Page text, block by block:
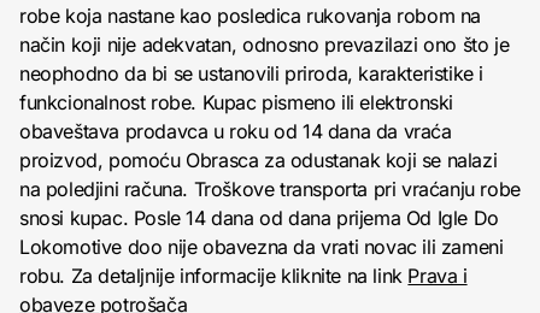
robe koja nastane kao posledica rukovanja robom na
način koji nije adekvatan, odnosno prevazilazi ono što je
neophodno da bi se ustanovili priroda, karakteristike i
funkcionalnost robe. Kupac pismeno ili elektronski
obaveštava prodavca u roku od 14 dana da vraća
proizvod, pomoću Obrasca za odustanak koji se nalazi
na poledjini računa. Troškove transporta pri vraćanju robe
snosi kupac. Posle 14 dana od dana prijema Od Igle Do
Lokomotive doo nije obavezna da vrati novac ili zameni
robu. Za detaljnije informacije kliknite na link Prava i
obaveze potrošača